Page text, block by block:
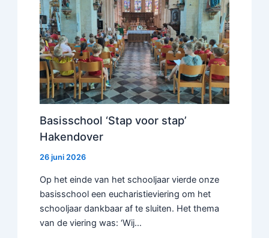
Basisschool ‘Stap voor stap’
Hakendover
26 juni 2026
Op het einde van het schooljaar vierde onze
basisschool een eucharistieviering om het
schooljaar dankbaar af te sluiten. Het thema
van de viering was: ‘Wij…